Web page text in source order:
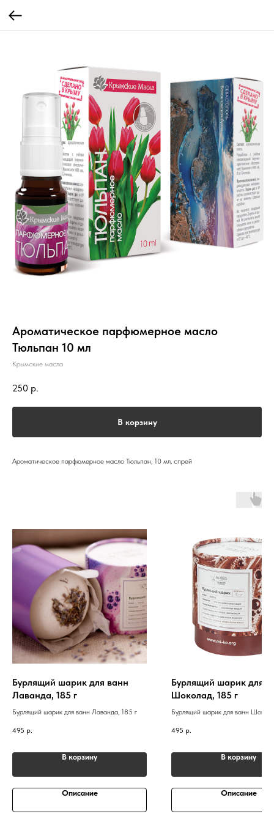
Ароматическое парфюмерное масло
Тюльпан 10 мл
Крымские масла
250 р.
В корзину
Ароматическое парфюмерное масло Тюльпан, 10 мл, спрей
Бурлящий шарик для ванн
Лаванда, 185 г
Бурлящий шарик для ванн Лаванда, 185 г
495 р.
В корзину
Описание
Бурлящий шарик для
Шоколад, 185 г
Бурлящий шарик для ванн
495 р.
В корзину
Описание